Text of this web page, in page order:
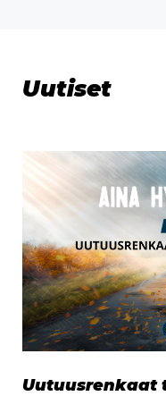
Uutiset
Uutuusrenkaat